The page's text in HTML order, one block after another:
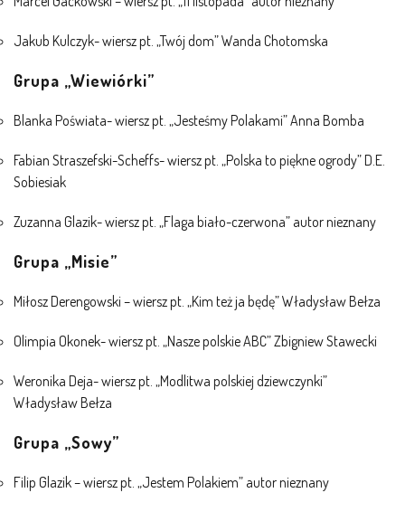
Jakub Kulczyk- wiersz pt. „Twój dom” Wanda Chotomska
Grupa „Wiewiórki”
Blanka Poświata- wiersz pt. „Jesteśmy Polakami” Anna Bomba
Fabian Straszefski-Scheffs- wiersz pt. „Polska to piękne ogrody” D.E.
Sobiesiak
Zuzanna Glazik- wiersz pt. „Flaga biało-czerwona” autor nieznany
Grupa „Misie”
Miłosz Derengowski – wiersz pt. „Kim też ja będę” Władysław Bełza
Olimpia Okonek- wiersz pt. „Nasze polskie ABC” Zbigniew Stawecki
Weronika Deja- wiersz pt. „Modlitwa polskiej dziewczynki”
Władysław Bełza
Grupa „Sowy”
Filip Glazik – wiersz pt. „Jestem Polakiem” autor nieznany